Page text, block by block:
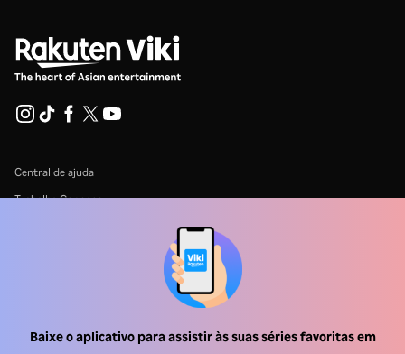
Baixe o aplicativo para assistir às suas séries favoritas em
Central de ajuda
Trabalhe Conosco